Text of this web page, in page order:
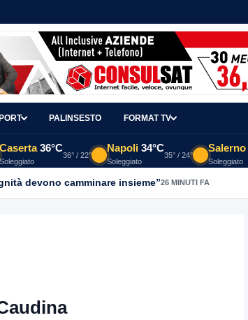
PALINSESTO FORMAT TV
Caserta 36°C
Soleggiato
36° / 22°
Napoli 34°C
Soleggiato
35° / 24°
Salerno
Soleggiato
devono camminare insieme”26 MINUTI FA